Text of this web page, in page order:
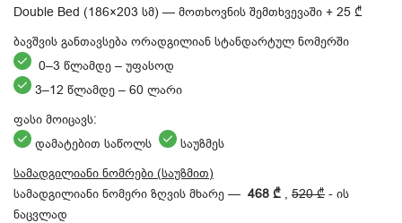
Double Bed (186×203 სმ) — მოთხოვნის შემთხვევაში + 25 ₾
ბავშვის განთავსება ორადგილიან სტანდარტულ ნომერში
0–3 წლამდე – უფასოდ
3–12 წლამდე – 60 ლარი
ფასი მოიცავს:
დამატებით საწოლს
საუზმეს
სამადგილიანი ნომრები (საუზმით)
სამადგილიანი ნომერი ზღვის მხარე — 468 ₾ 520 ₾ - ის
ნაცვლად